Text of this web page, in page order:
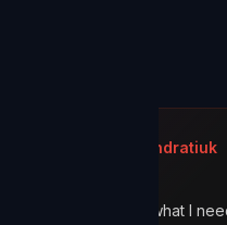
what I needed. The